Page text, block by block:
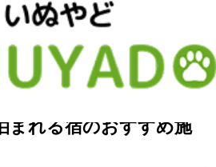
まれる宿のおすすめ施